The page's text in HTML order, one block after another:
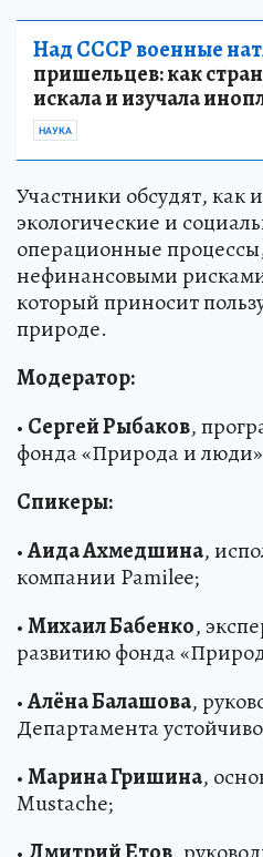
Над СССР военные
пришельцев: как
искала и изучала
НАУКА
Участники обсудят, как
экологические и
операционные
нефинансовыми
который приносит
природе.
Модератор:
• Сергей Рыбаков,
фонда «Природа и
Спикеры:
•Аида Ахмедшина,
компании Pamilee;
•Михаил Бабенко,
развитию фонда
•Алёна Балашова,
Департамента
•Марина Гришина,
Mustache;